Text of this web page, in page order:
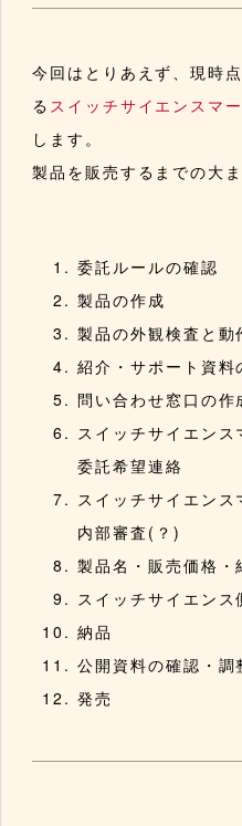
今回はとりあえず、現時
る スイッチサイエンスマ
します。
製品を販売するまでの大
委託ルールの確認
製品の作成
製品の外観検査と動
紹介・サポート資料
問い合わせ窓口の作
スイッチサイエン
委託希望連絡
スイッチサイエン
内部審査(？)
製品名・販売価格・
スイッチサイエンス
納品
公開資料の確認・調
発売